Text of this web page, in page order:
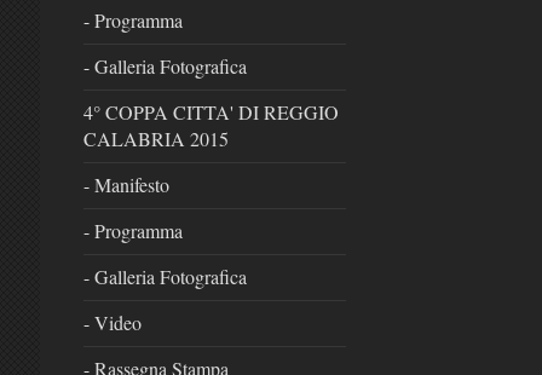
- Programma
- Galleria Fotografica
4° COPPA CITTA' DI REGGIO
CALABRIA 2015
- Manifesto
- Programma
- Galleria Fotografica
- Video
- Rassegna Stampa